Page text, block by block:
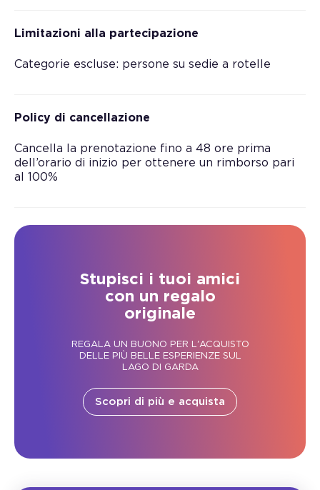
Limitazioni alla partecipazione
Categorie escluse: persone su sedie a rotelle
Policy di cancellazione
Cancella la prenotazione fino a 48 ore prima
dell’orario di inizio per ottenere un rimborso pari
al 100%
Stupisci i tuoi amici
con un regalo
originale
REGALA UN BUONO PER L'ACQUISTO
DELLE PIÙ BELLE ESPERIENZE SUL
LAGO DI GARDA
Scopri di più e acquista